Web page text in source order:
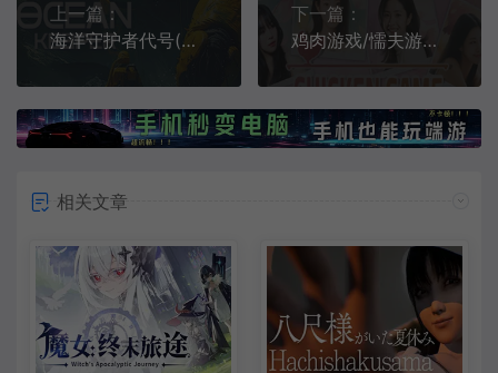
上一篇：
海洋守护者代号(Codename: Ocean Keeper)简中|PC|ACT|平面肉鸽幸存者游戏
下一篇：
鸡肉游戏/懦夫游戏(Chicken Game)简中|PC|RPG|真人互动恋爱模拟游戏
相关文章